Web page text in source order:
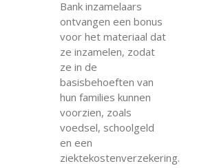
Bank inzamelaars
ontvangen een bonus
voor het materiaal dat
ze inzamelen, zodat
ze in de
basisbehoeften van
hun families kunnen
voorzien, zoals
voedsel, schoolgeld
en een
ziektekostenverzekering.